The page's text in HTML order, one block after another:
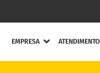
EMPRESA ATENDIMENTO